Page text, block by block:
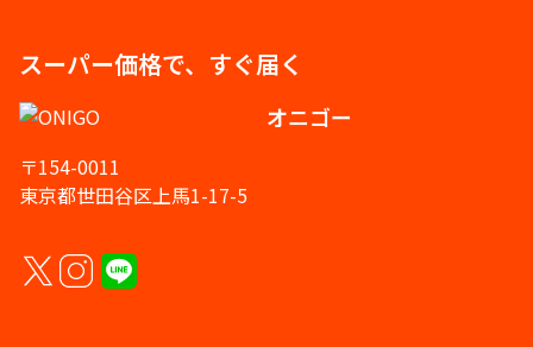
スーパー価格で、すぐ届く
オニゴー
〒154-0011
東京都世田谷区上馬1-17-5